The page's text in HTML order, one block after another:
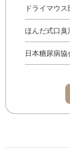
ドライマウ
ほんだ式口臭
日本糖尿病協